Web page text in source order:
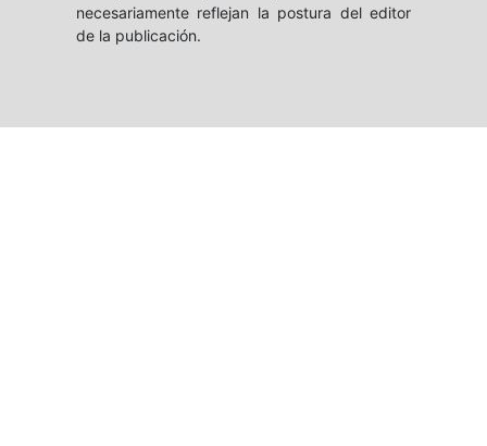
necesariamente reflejan la postura del editor
de la publicación.